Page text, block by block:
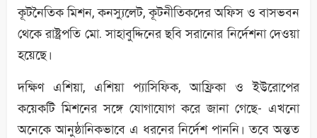
কূটনৈতিক মিশন, কনস্যুলেট, কূটনীতিকদের অফিস ও বাসভবন
থেকে রাষ্ট্রপতি মো. সাহাবুদ্দিনের ছবি সরানোর নির্দেশনা দেওয়া
হয়েছে।
দক্ষিণ এশিয়া, এশিয়া প্যাসিফিক, আফ্রিকা ও ইউরোপের
কয়েকটি মিশনের সঙ্গে যোগাযোগ করে জানা গেছে- এখনো
অনেকে আনুষ্ঠানিকভাবে এ ধরনের নির্দেশ পাননি। তবে অন্তত